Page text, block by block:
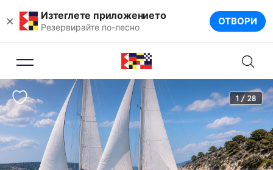
× Изтеглете приложението
Резервирайте по-лесно ОТВОРИ
1 / 28